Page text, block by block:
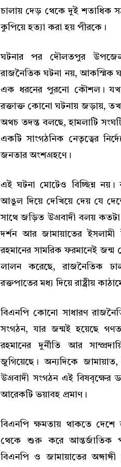
চালায় দেড় থেকে দুই শতাধিক
কুপিয়ে হত্যা করা হয় পীরকে।
ঘটনার পর দৌলতপুর
রাজনৈতিক ঘটনা নয়, আকস্মিক
এক ধরনের পুরনো কৌশল।
রক্তাক্ত কোনো ঘটনায় জড়ায়,
অথচ তদন্ত বলছে, হামলাটি
একটি সাংগঠনিক নেতৃত্বের
জনতার অংশগ্রহণে।
এই ঘটনা মোটেও বিচ্ছিন্ন নয়।
আঙুল দিয়ে দেখিয়ে দেয় যে
সাথে জড়িত উগ্রবাদী বলয়
দর্শন আর জামায়াতের
রহমানের সামরিক ফরমানেই জন্ম
লালন করেছে, রাজনৈতিক
রক্তপাতের মধ্য দিয়ে রাষ্ট্রীয়
বিএনপি কোনো সাধারণ
সংগঠন, যার জন্মই হয়েছে
রহমানের দুর্নীতি আর
জুগিয়েছে। অন্যদিকে
উগ্রবাদী সংগঠন এই বিষবৃক্ষের
আরেকটি ভয়াবহ প্রমাণ।
বিএনপি ক্ষমতায় থাকতে দেশে
থেকে শুরু করে আন্তর্জাতিক
বিএনপি ও জামায়াতের অঙ্গাঙ্গী